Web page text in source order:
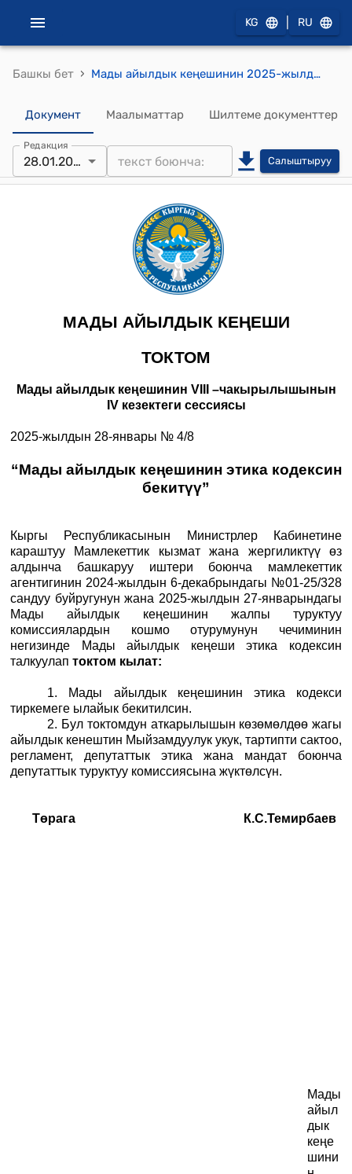
KG RU
Башкы бет › Мады айылдык кеңешинин 2025-жылдын 28-январы № 4/8 “Мады айылдык кеңешинин этика кодексин бекитүү” токтому
Документ Маалыматтар Шилтеме документтер
Редакция
28.01.2025 Салыштыруу